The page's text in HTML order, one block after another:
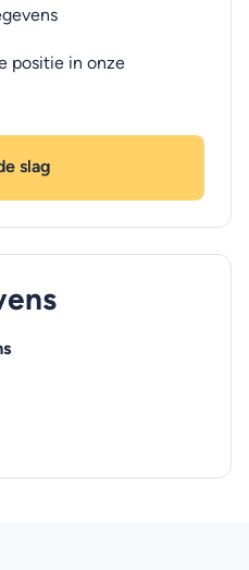
positie in onze
slag